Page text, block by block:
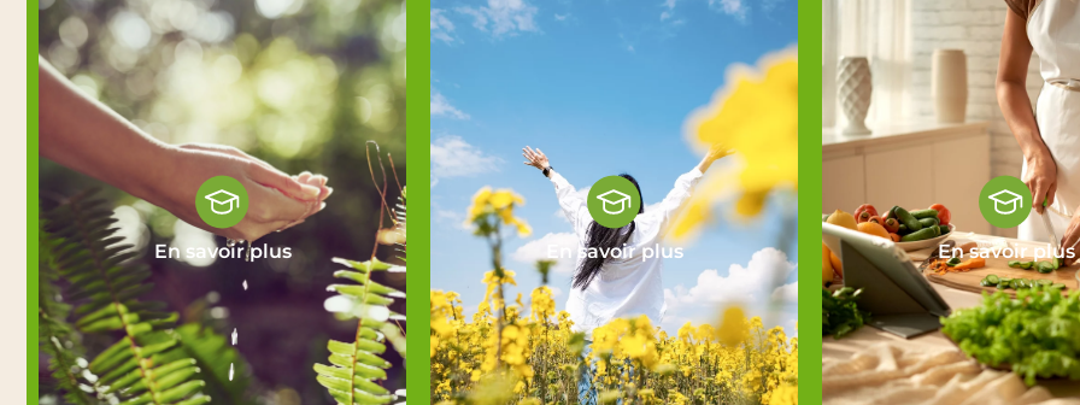
En savoir plus En savoir plus En savoir plus